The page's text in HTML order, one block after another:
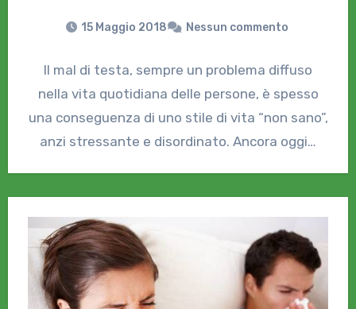
15 Maggio 2018 Nessun commento
Il mal di testa, sempre un problema diffuso
nella vita quotidiana delle persone, è spesso
una conseguenza di uno stile di vita “non sano”,
anzi stressante e disordinato. Ancora oggi…